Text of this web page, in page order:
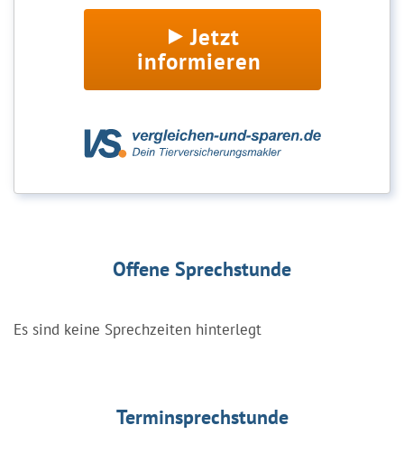
Jetzt
informieren
Offene Sprechstunde
Es sind keine Sprechzeiten hinterlegt
Terminsprechstunde